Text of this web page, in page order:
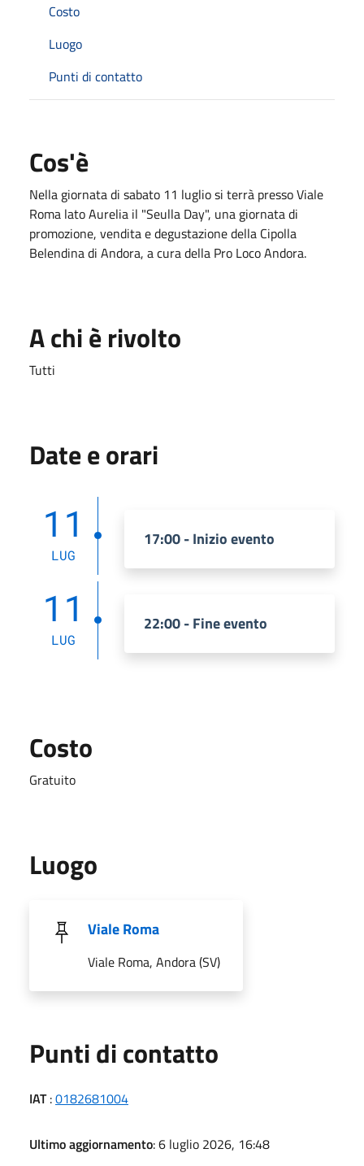
Costo
Luogo
Punti di contatto
Cos'è
Nella giornata di sabato 11 luglio si terrà presso Viale
Roma lato Aurelia il "Seulla Day", una giornata di
promozione, vendita e degustazione della Cipolla
Belendina di Andora, a cura della Pro Loco Andora.
A chi è rivolto
Tutti
Date e orari
11
LUG
17:00 - Inizio evento
11
LUG
22:00 - Fine evento
Costo
Gratuito
Luogo
Viale Roma
Viale Roma, Andora (SV)
Punti di contatto
IAT:0182681004
Ultimo aggiornamento: 6 luglio 2026, 16:48